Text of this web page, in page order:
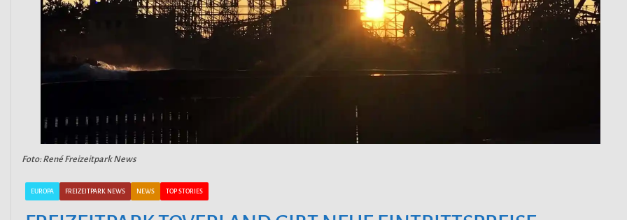
Foto: René Freizeitpark News
EUROPA FREIZEITPARK NEWS NEWS TOP STORIES